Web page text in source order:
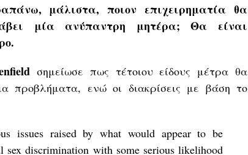
μάλιστα, ποιον επιχειρηματία θα
μία ανύπαντρη μητέρα; Θα είναι
σημείωσε πως τέτοιου είδους μέτρα θα
προβλήματα, ενώ οι διακρίσεις με βάση το
issues raised by what would appear to be
sex discrimination with some serious likelihood